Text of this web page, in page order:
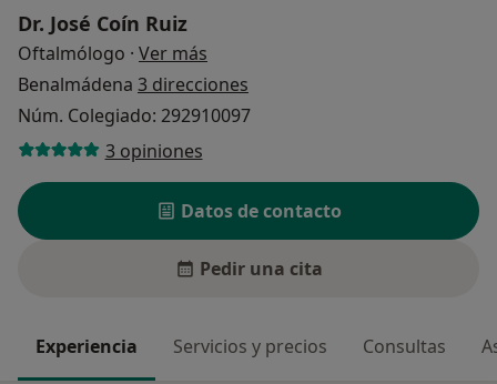
Dr. José Coín Ruiz
Oftalmólogo · Ver más
Benalmádena 3 direcciones
Núm. Colegiado: 292910097
3 opiniones
Datos de contacto
Pedir una cita
Experiencia Servicios y precios Consultas